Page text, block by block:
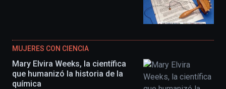
MUJERES CON CIENCIA
Mary Elvira Weeks, la científica
que humanizó la historia de la
química